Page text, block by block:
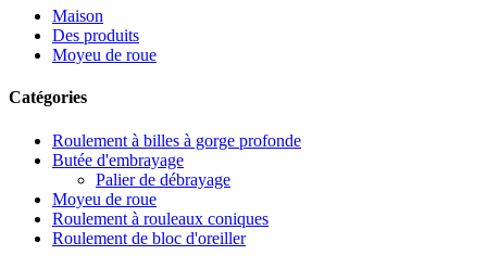
Maison
Des produits
Moyeu de roue
Catégories
Roulement à billes à gorge profonde
Butée d'embrayage
Palier de débrayage
Moyeu de roue
Roulement à rouleaux coniques
Roulement de bloc d'oreiller